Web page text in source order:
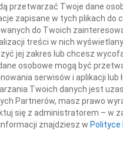
Olsztyn
07.10.2014
Z głębokim żalem
że 5 października 2014
w wieku 80 lat nasz
przetwarzać Twoje dane
zapisane w tych plikach do
do Twoich
treści w nich
jej zakres lub chcesz
osobowe mogą być
serwisów i aplikacji lub
Twoich danych jest
Partnerów, masz prawo
się z administratorem – w
znajdziesz w Polityce